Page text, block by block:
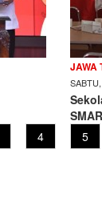
JAWA
Page
4 Page
5